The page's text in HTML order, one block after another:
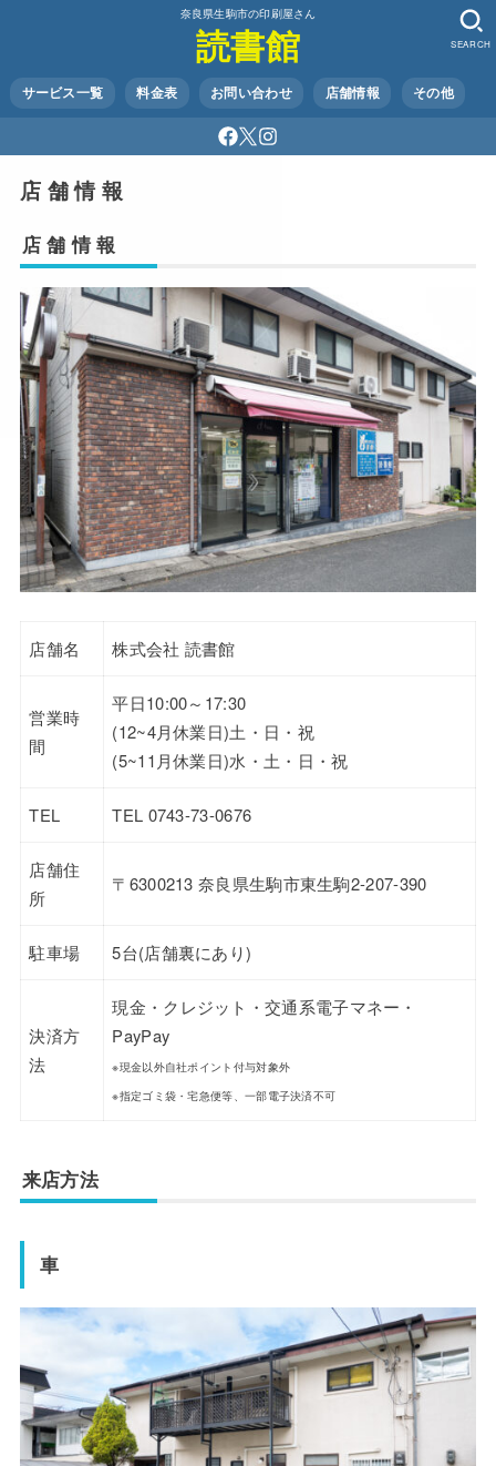
奈良県生駒市の印刷屋さん
読書館
サービス一覧 料金表 お問い合わせ 店舗情報 その他
SEARCH
店 舗 情 報
店 舗 情 報
店舗名 株式会社 読書館
営業時
間
平日10:00～17:30
(12~4月休業日)土・日・祝
(5~11月休業日)水・土・日・祝
TEL TEL 0743-73-0676
店舗住
所
〒6300213 奈良県生駒市東生駒2-207-390
駐車場 5台(店舗裏にあり)
決済方
法
現金・クレジット・交通系電子マネー・
PayPay
※現金以外自社ポイント付与対象外
※指定ゴミ袋・宅急便等、一部電子決済不可
来店方法
車